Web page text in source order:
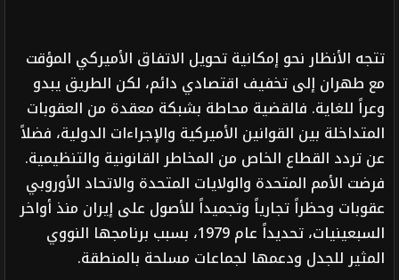
تتجه الأنظار نحو إمكانية تحويل الاتفاق الأميركي المؤقت
مع طهران إلى تخفيف اقتصادي دائم، لكن الطريق يبدو
وعراً للغاية. فالقضية محاطة بشبكة معقدة من العقوبات
المتداخلة بين القوانين الأميركية والإجراءات الدولية، فضلاً
عن تردد القطاع الخاص من المخاطر القانونية والتنظيمية.
فرضت الأمم المتحدة والولايات المتحدة والاتحاد الأوروبي
عقوبات وحظراً تجارياً وتجميداً للأصول على إيران منذ أواخر
السبعينيات، تحديداً عام 1979، بسبب برنامجها النووي
المثير للجدل ودعمها لجماعات مسلحة بالمنطقة.